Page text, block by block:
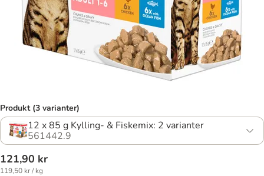
Produkt (3 varianter)
12 x 85 g Kylling- & Fiskemix: 2 varianter
561442.9
121,90 kr
119,50 kr / kg